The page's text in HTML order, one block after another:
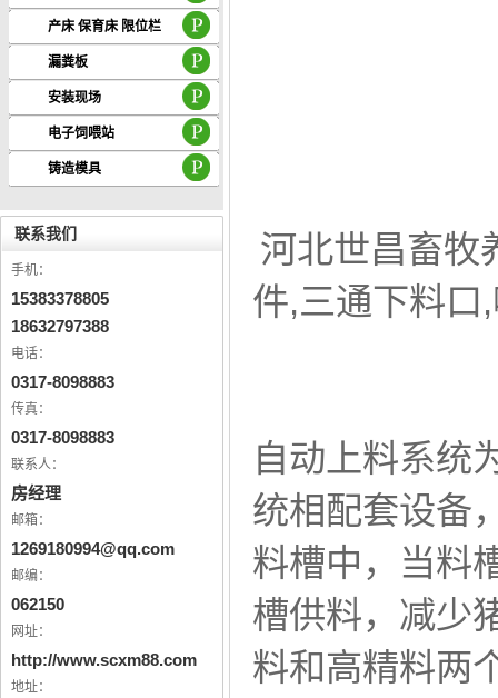
产床 保育床 限位栏
漏粪板
安装现场
电子饲喂站
铸造模具
联系我们
手机：
15383378805
18632797388
电话：
0317-8098883
传真：
0317-8098883
联系人：
房经理
邮箱：
1269180994@qq.com
邮编：
062150
网址：
http://www.scxm88.com
地址：
河北世昌畜牧
件,三通下料口
自动上料系统
统相配套设备
料槽中，当料
槽供料，减少
料和高精料两